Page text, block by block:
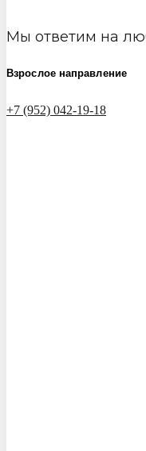
Мы ответим на
Взрослое направление
+7 (952) 042-19-18